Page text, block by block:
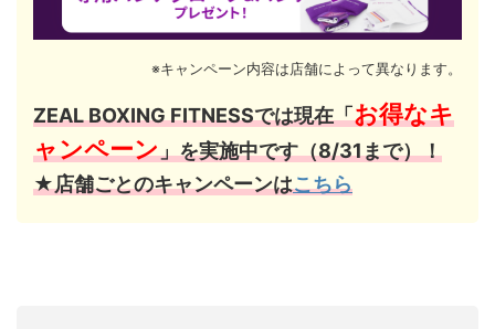
※キャンペーン内容は店舗によって異なります。
ZEAL BOXING FITNESSでは現在「お得なキ
ャンペーン」を実施中です（8/31まで）！
★店舗ごとのキャンペーンはこちら